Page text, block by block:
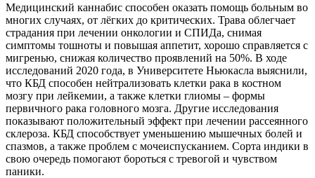
Медицинский каннабис способен оказать помощь больным во
многих случаях, от лёгких до критических. Трава облегчает
страдания при лечении онкологии и СПИДа, снимая
симптомы тошноты и повышая аппетит, хорошо справляется с
мигренью, снижая количество проявлений на 50%. В ходе
исследований 2020 года, в Университете Ньюкасла выяснили,
что КБД способен нейтрализовать клетки рака в костном
мозгу при лейкемии, а также клетки глиомы – формы
первичного рака головного мозга. Другие исследования
показывают положительный эффект при лечении рассеянного
склероза. КБД способствует уменьшению мышечных болей и
спазмов, а также проблем с мочеиспусканием. Сорта индики в
свою очередь помогают бороться с тревогой и чувством
паники.